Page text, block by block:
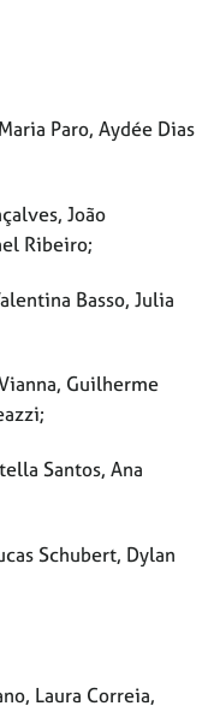
Paro, Aydée Dias
João
Ribeiro;
Basso, Julia
Guilherme
Santos, Ana
Schubert, Dylan
Laura Correia,